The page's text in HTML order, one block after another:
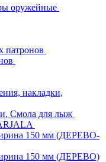
оружейные
патронов
накладки,
Смола для лыж
150 мм (ДЕРЕВО-
150 мм (ДЕРЕВО)